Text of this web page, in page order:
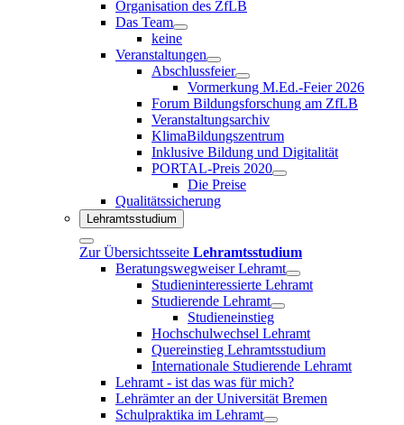
Organisation des ZfLB
Das Team
keine
Veranstaltungen
Abschlussfeier
Vormerkung M.Ed.-Feier 2026
Forum Bildungsforschung am ZfLB
Veranstaltungsarchiv
KlimaBildungszentrum
Inklusive Bildung und Digitalität
PORTAL-Preis 2020
Die Preise
Qualitätssicherung
Lehramtsstudium
Zur Übersichtsseite Lehramtsstudium
Beratungswegweiser Lehramt
Studieninteressierte Lehramt
Studierende Lehramt
Studieneinstieg
Hochschulwechsel Lehramt
Quereinstieg Lehramtsstudium
Internationale Studierende Lehramt
Lehramt - ist das was für mich?
Lehrämter an der Universität Bremen
Schulpraktika im Lehramt